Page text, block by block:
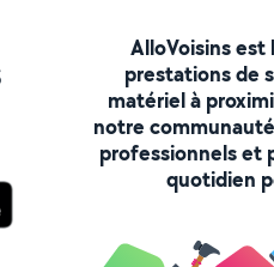
AlloVoisins
prestations de
matériel à
notre
professionnels et
quotidien